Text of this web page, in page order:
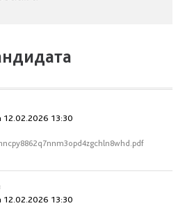
12.02.2026 13:30
12.02.2026 13:30